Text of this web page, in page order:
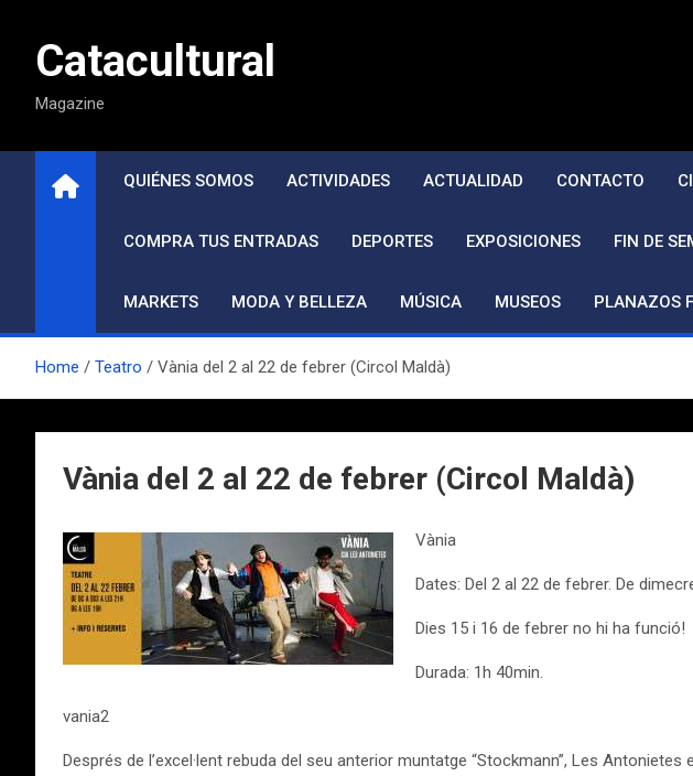
contenidoCatacultural
Magazine
QUIÉNES SOMOS ACTIVIDADES ACTUALIDAD CONTACTO
COMPRA TUS ENTRADAS DEPORTES EXPOSICIONES FIN DE
MARKETS MODA Y BELLEZA MÚSICA MUSEOS PLANAZOS
Home Teatro Vània del 2 al 22 de febrer (Circol Maldà)
Vània del 2 al 22 de febrer (Circol Maldà)
Vània
Dates: Del 2 al 22 de febrer. De
Dies 15 i 16 de febrer no hi ha funció!
Durada: 1h 40min.
vania2
Després de l’excel·lent rebuda del seu anterior muntatge “Stockmann”, Les